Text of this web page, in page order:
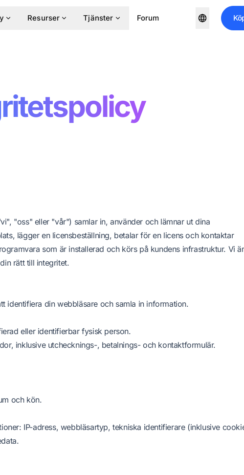
Resurser Tjänster Forum
"oss" eller "vår") samlar in, använder och lämnar ut dina
lägger en licensbeställning, betalar för en licens och kontaktar
som är installerad och körs på kundens infrastruktur. Vi är
rätt till integritet.
identifiera din webbläsare och samla in information.
eller identifierbar fysisk person.
inklusive utchecknings-, betalnings- och kontaktformulär.
och kön.
IP-adress, webbläsartyp, tekniska identifierare (inklusive